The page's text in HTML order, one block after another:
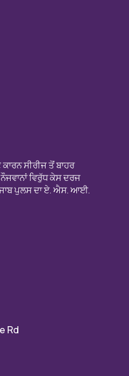
ਸੀਰੀਜ ਤੋਂ ਬਾਹਰ
ਵਿਰੁੱਧ ਕੇਸ ਦਰਜ
ਪੁਲਸ ਦਾ ਏ. ਐਸ. ਆਈ.
Rd